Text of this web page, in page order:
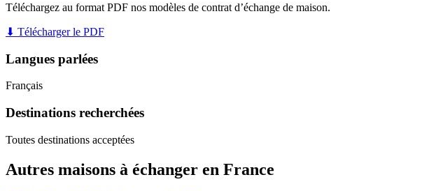
Téléchargez au format PDF nos modèles de contrat d’échange de maison.
⬇ Télécharger le PDF
Langues parlées
Français
Destinations recherchées
Toutes destinations acceptées
Autres maisons à échanger en France